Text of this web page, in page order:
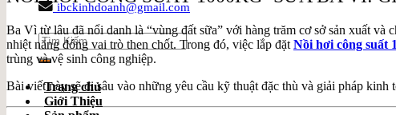
ibckinhdoanh@gmail.com
Search
for:
Trang chủ
Giới Thiệu
Ba Vì từ lâu đã nổi danh là “vùng đất sữa” với hàng trăm cơ sở sản xuất
nhiệt năng đóng vai trò then chốt. Trong đó, việc lắp đặt Nồi hơi công suất
trùng và vệ sinh công nghiệp.
Bài viết này sẽ đi sâu vào những yêu cầu kỹ thuật đặc thù và giải pháp